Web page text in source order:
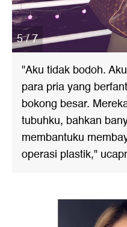
5 / 7
"Aku tidak bodoh.
para pria yang
bokong besar.
tubuhku, bahkan
membantuku
operasi plastik,"